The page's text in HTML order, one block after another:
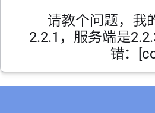
请教个问题，我
2.2.1，服务端是
错：